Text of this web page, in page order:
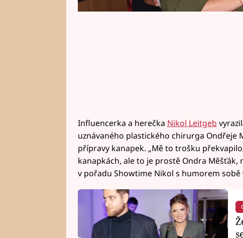
Influencerka a herečka Nikol Leitgeb
uznávaného plastického chirurga Ondřeje
přípravy kanapek. „Mě to trošku
kanapkách, ale to je prostě Ondra Měšťák,
v pořadu Showtime Nikol s humorem sobě